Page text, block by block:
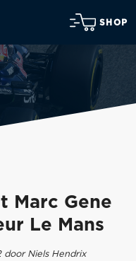
SHOP
Marc Gene
Le Mans
door Niels Hendrix